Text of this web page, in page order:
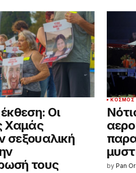
Οι
Χαμάς
σεξουαλική
τους
ΚΌΣΜΟΣ
by Pan